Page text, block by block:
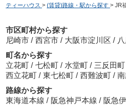
ティーハウス > (賃貸)路線・駅から探す > JR
市区町村から探す
尼崎市 / 西宮市 / 大阪市淀川区 /
町名から探す
立花町 / 七松町 / 水堂町 / 三反田町
西立花町 / 東七松町 / 西難波町 /
路線から探す
東海道本線 / 阪急神戸本線 / 阪急